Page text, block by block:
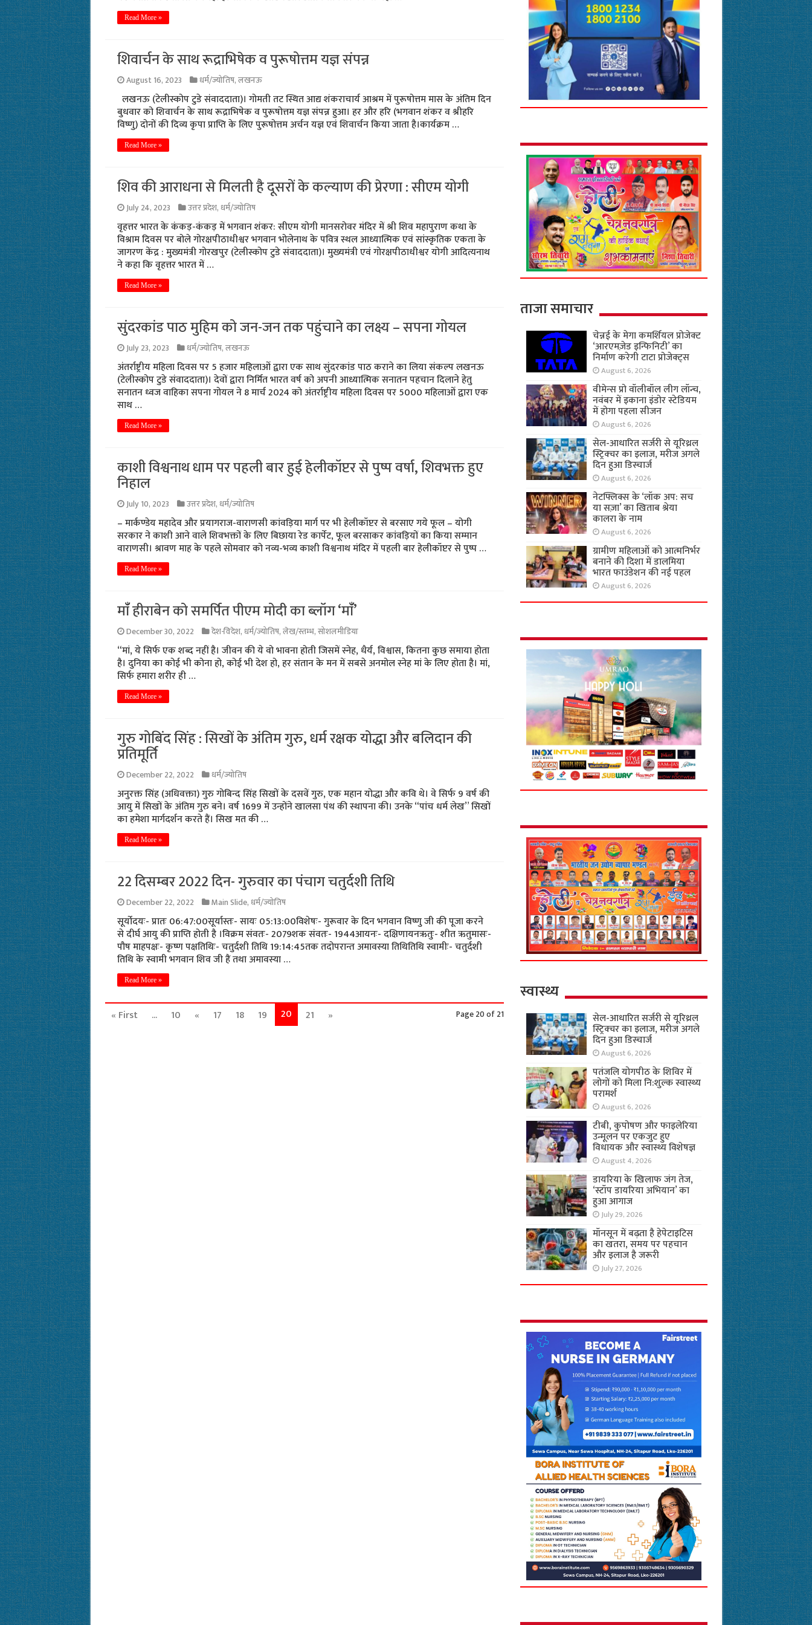
Read More »
शिवार्चन के साथ रूद्राभिषेक व पुरूषोत्तम यज्ञ संपन्न
August 16, 2023 धर्म/ज्योतिष,लखनऊ
लखनऊ (टेलीस्कोप टुडे संवाददाता)। गोमती तट स्थित आद्य शंकराचार्य आश्रम में पुरूषोत्तम मास के अंतिम दिन
बुधवार को शिवार्चन के साथ रूद्राभिषेक व पुरूषोत्तम यज्ञ संपन्न हुआ। हर और हरि (भगवान शंकर व श्रीहरि
विष्णु) दोनों की दिव्य कृपा प्राप्ति के लिए पुरूषोत्तम अर्चन यज्ञ एवं शिवार्चन किया जाता है।कार्यक्रम …
Read More »
शिव की आराधना से मिलती है दूसरों के कल्याण की प्रेरणा : सीएम योगी
July 24, 2023 उत्तर प्रदेश, धर्म/ज्योतिष
वृहत्तर भारत के कंकड़-कंकड़ में भगवान शंकर: सीएम योगी मानसरोवर मंदिर में श्री शिव महापुराण कथा के
विश्राम दिवस पर बोले गोरक्षपीठाधीश्वर भगवान भोलेनाथ के पवित्र स्थल आध्यात्मिक एवं सांस्कृतिक एकता के
जागरण केंद्र : मुख्यमंत्री गोरखपुर (टेलीस्कोप टुडे संवाददाता)। मुख्यमंत्री एवं गोरक्षपीठाधीश्वर योगी आदित्यनाथ
ने कहा कि वृहत्तर भारत में …
Read More »
सुंदरकांड पाठ मुहिम को जन-जन तक पहुंचाने का लक्ष्य – सपना गोयल
July 23, 2023 धर्म/ज्योतिष,लखनऊ
अंतर्राष्ट्रीय महिला दिवस पर 5 हजार महिलाओं द्वारा एक साथ सुंदरकांड पाठ कराने का लिया संकल्प लखनऊ
(टेलीस्कोप टुडे संवाददाता)। देवों द्वारा निर्मित भारत वर्ष को अपनी आध्यात्मिक सनातन पहचान दिलाने हेतु
सनातन ध्वज वाहिका सपना गोयल ने 8 मार्च 2024 को अंतर्राष्ट्रीय महिला दिवस पर 5000 महिलाओं द्वारा एक
साथ …
Read More »
काशी विश्वनाथ धाम पर पहली बार हुई हेलीकॉप्टर से पुष्प वर्षा, शिवभक्त हुए
निहाल
July 10, 2023 उत्तर प्रदेश, धर्म/ज्योतिष
– मार्कण्डेय महादेव और प्रयागराज-वाराणसी कांवड़िया मार्ग पर भी हेलीकॉप्टर से बरसाए गये फूल – योगी
सरकार ने काशी आने वाले शिवभक्तों के लिए बिछाया रेड कार्पेट, फूल बरसाकर कांवड़ियों का किया सम्मान
वाराणसी। श्रावण माह के पहले सोमवार को नव्य-भव्य काशी विश्वनाथ मंदिर में पहली बार हेलीकॉप्टर से पुष्प …
Read More »
मांँ हीराबेन को समर्पित पीएम मोदी का ब्लॉग ‘मांँ’
December 30, 2022 देश-विदेश, धर्म/ज्योतिष,लेख/स्तम्भ,सोशलमीडिया
“मां, ये सिर्फ एक शब्द नहीं है। जीवन की ये वो भावना होती जिसमें स्नेह, धैर्य, विश्वास, कितना कुछ समाया होता
है। दुनिया का कोई भी कोना हो, कोई भी देश हो, हर संतान के मन में सबसे अनमोल स्नेह मां के लिए होता है। मां,
सिर्फ हमारा शरीर ही …
Read More »
गुरु गोबिंद सिंह : सिखों के अंतिम गुरु, धर्म रक्षक योद्धा और बलिदान की
प्रतिमूर्ति
December 22, 2022 धर्म/ज्योतिष
अनुरक्त सिंह (अधिवक्ता) गुरु गोबिन्द सिंह सिखों के दसवें गुरु, एक महान योद्धा और कवि थे। वे सिर्फ 9 वर्ष की
आयु में सिखों के अंतिम गुरु बने। वर्ष 1699 में उन्होंने खालसा पंथ की स्थापना की। उनके “पांच धर्म लेख” सिखों
का हमेशा मार्गदर्शन करते हैं। सिख मत की …
Read More »
22 दिसम्बर 2022 दिन- गुरुवार का पंचाग चतुर्दशी तिथि
December 22, 2022 Main Slide, धर्म/ज्योतिष
सूर्योदयः- प्रातः 06:47:00सूर्यास्तः- सायः 05:13:00विशेषः- गुरूवार के दिन भगवान विष्णु जी की पूजा करने
से दीर्घ आयु की प्राप्ति होती है ।विक्रम संवतः- 2079शक संवतः- 1944आयनः- दक्षिणायनऋतुः- शीत ऋतुमासः-
पौष माहपक्षः- कृष्ण पक्षतिथिः- चतुर्दशी तिथि 19:14:45तक तदोपरान्त अमावस्या तिथितिथि स्वामीः- चतुर्दशी
तिथि के स्वामी भगवान शिव जी हैं तथा अमावस्या …
Read More »
Page 20 of 21
« First ... 10 « 17 18 19 20 21 »
ताजा समाचार
चेन्नई के मेगा कमर्शियल प्रोजेक्ट
‘आरएमज़ेड इन्फिनिटी’ का
निर्माण करेगी टाटा प्रोजेक्ट्स
August 6, 2026
वीमेन्स प्रो वॉलीबॉल लीग लॉन्च,
नवंबर में इकाना इंडोर स्टेडियम
में होगा पहला सीजन
August 6, 2026
सेल-आधारित सर्जरी से यूरिथ्रल
स्ट्रिक्चर का इलाज, मरीज अगले
दिन हुआ डिस्चार्ज
August 6, 2026
नेटफ्लिक्स के ‘लॉक अप: सच
या सज़ा’ का खिताब श्रेया
कालरा के नाम
August 6, 2026
ग्रामीण महिलाओं को आत्मनिर्भर
बनाने की दिशा में डालमिया
भारत फाउंडेशन की नई पहल
August 6, 2026
स्वास्थ्य
सेल-आधारित सर्जरी से यूरिथ्रल
स्ट्रिक्चर का इलाज, मरीज अगले
दिन हुआ डिस्चार्ज
August 6, 2026
पतंजलि योगपीठ के शिविर में
लोगों को मिला नि:शुल्क स्वास्थ्य
परामर्श
August 6, 2026
टीबी, कुपोषण और फाइलेरिया
उन्मूलन पर एकजुट हुए
विधायक और स्वास्थ्य विशेषज्ञ
August 4, 2026
डायरिया के खिलाफ जंग तेज,
‘स्टॉप डायरिया अभियान’ का
हुआ आगाज
July 29, 2026
मॉनसून में बढ़ता है हेपेटाइटिस
का खतरा, समय पर पहचान
और इलाज है जरूरी
July 27, 2026